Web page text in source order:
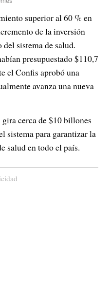
superior al 60 % en
de la inversión
sistema de salud.
presupuestado $110,7
el Confis aprobó una
avanza una nueva
cerca de $10 billones
sistema para garantizar la
salud en todo el país.